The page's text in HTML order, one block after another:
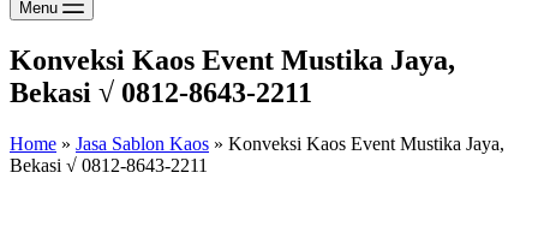
Menu
Konveksi Kaos Event Mustika Jaya,
Bekasi √ 0812-8643-2211
Home » Jasa Sablon Kaos » Konveksi Kaos Event Mustika Jaya,
Bekasi √ 0812-8643-2211